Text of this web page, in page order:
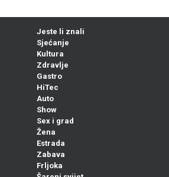
Jeste li znali
Sjećanje
Kultura
Zdravlje
Gastro
HiTec
Auto
Show
Sex i grad
Žena
Estrada
Zabava
Frljoka